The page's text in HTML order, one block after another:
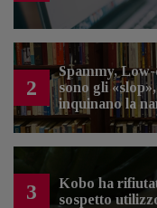
2
Spammy,
sono gli
inquinano la
3
Kobo ha
sospetto